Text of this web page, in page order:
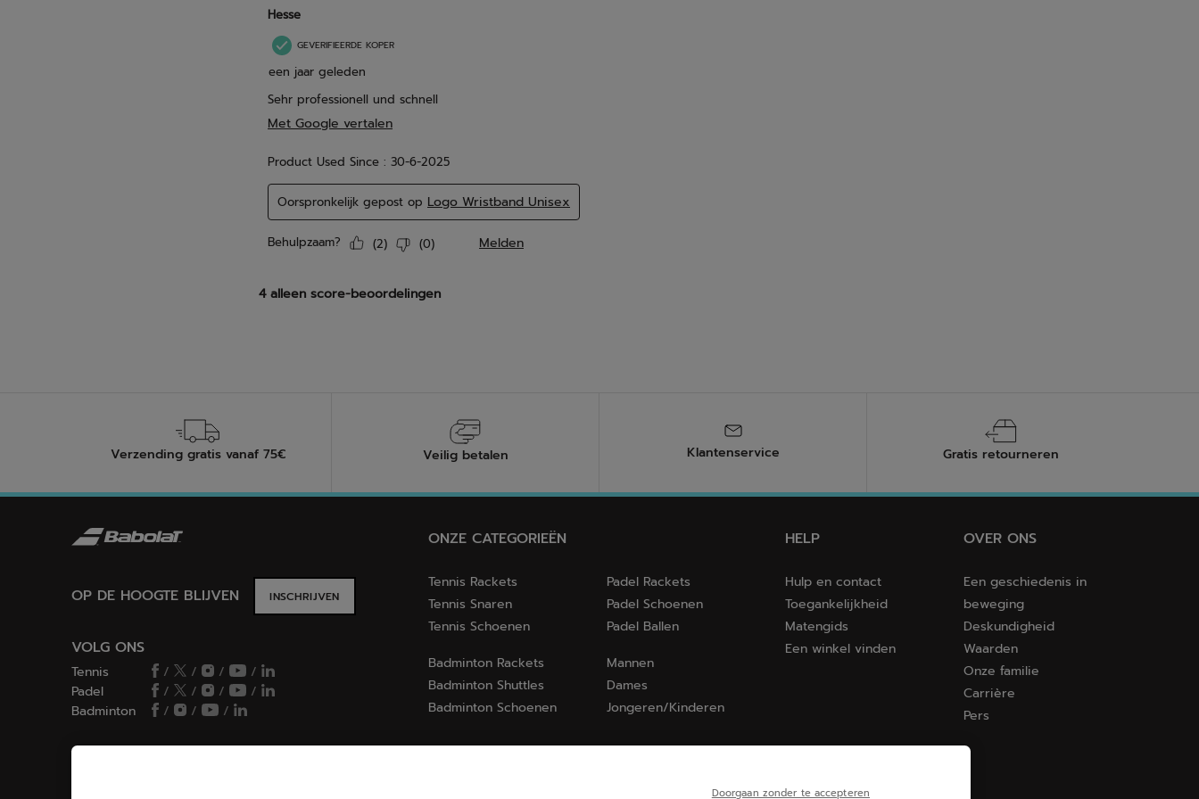
Verzending gratis vanaf 75€ Veilig betalen Klantenservice Gratis retourneren
OP DE HOOGTE BLIJVEN INSCHRIJVEN
VOLG ONS
Tennis / / /
/
Padel
/ / /
/
Badminton
/ / /
CHOIX DES COOKIES
ONZE CATEGORIEËN
Tennis Rackets
Tennis Snaren
Tennis Schoenen
Padel Rackets
Padel Schoenen
Padel Ballen
Badminton Rackets
Badminton Shuttles
Badminton Schoenen
Mannen
Dames
Jongeren/Kinderen
HELP
Hulp en contact
Toegankelijkheid
Matengids
Een winkel vinden
OVER ONS
Een geschiedenis in
beweging
Deskundigheid
Waarden
Onze familie
Carrière
Pers
Doorgaan zonder te accepteren